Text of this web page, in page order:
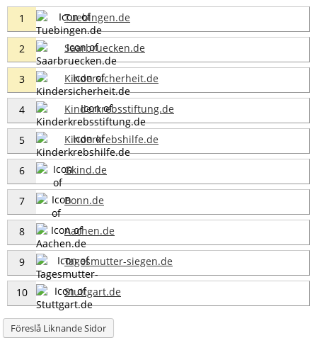
1 Tuebingen.de
2 Saarbruecken.de
3 Kindersicherheit.de
4 Kinderkrebsstiftung.de
5 Kinderkrebshilfe.de
6 Gkind.de
7 Bonn.de
8 Aachen.de
9 Tagesmutter-siegen.de
10 Stuttgart.de
Föreslå Liknande Sidor